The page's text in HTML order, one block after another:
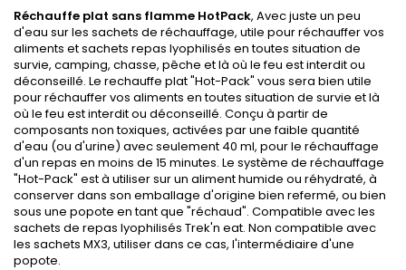
Réchauffe plat sans flamme HotPack, Avec juste un peu
d'eau sur les sachets de réchauffage, utile pour réchauffer vos
aliments et sachets repas lyophilisés en toutes situation de
survie, camping, chasse, pêche et là où le feu est interdit ou
déconseillé. Le rechauffe plat "Hot-Pack" vous sera bien utile
pour réchauffer vos aliments en toutes situation de survie et là
où le feu est interdit ou déconseillé. Conçu à partir de
composants non toxiques, activées par une faible quantité
d'eau (ou d'urine) avec seulement 40 ml, pour le réchauffage
d'un repas en moins de 15 minutes. Le système de réchauffage
"Hot-Pack" est à utiliser sur un aliment humide ou réhydraté, à
conserver dans son emballage d'origine bien refermé, ou bien
sous une popote en tant que "réchaud". Compatible avec les
sachets de repas lyophilisés Trek'n eat. Non compatible avec
les sachets MX3, utiliser dans ce cas, l'intermédiaire d'une
popote.